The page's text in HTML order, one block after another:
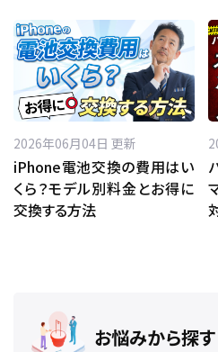
2026年06月04日 更新
iPhone電池交換の費用はい
くら？モデル別料金とお得に
交換する方法
お悩みから探す